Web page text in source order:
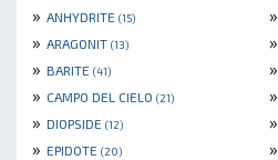
» ANHYDRITE (15) »
» ARAGONIT (13) »
» BARITE (41) »
» CAMPO DEL CIELO (21) »
» DIOPSIDE (12) »
» EPIDOTE (20) »